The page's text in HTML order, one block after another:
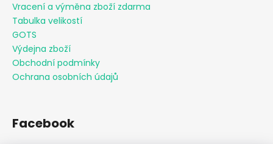
Vracení a výměna zboží zdarma
Tabulka velikostí
GOTS
Výdejna zboží
Obchodní podmínky
Ochrana osobních údajů
Facebook